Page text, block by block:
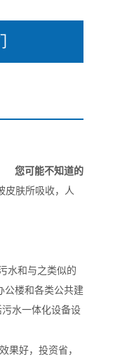
您可能不知道的
皮肤所吸收，人
水和与之类似的
公楼和各类公共建
污水一体化设备设
果好，投资省，